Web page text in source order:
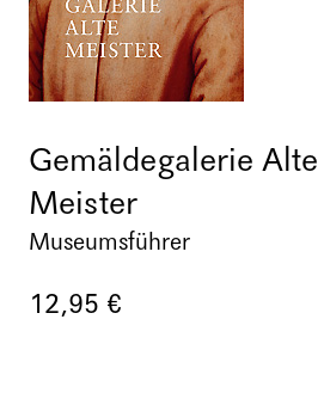
Gemäldegalerie Alte
Meister
Museumsführer
12,95 €